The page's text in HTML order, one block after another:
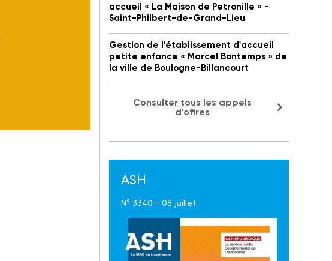
accueil « La Maison de Petronille » -
Saint-Philbert-de-Grand-Lieu
Gestion de l'établissement d'accueil
petite enfance « Marcel Bontemps » de
la ville de Boulogne-Billancourt
Consulter tous les appels
d'offres
ASH
N° 3340 - 08 juillet